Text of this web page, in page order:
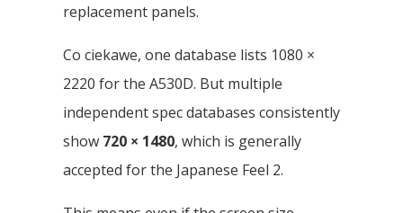
replacement panels.
Co ciekawe, one database lists 1080 ×
2220 for the A530D. But multiple
independent spec databases consistently
show 720 × 1480, which is generally
accepted for the Japanese Feel 2.